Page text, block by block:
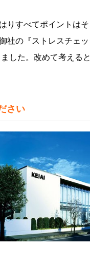
りすべてポイントは
社の『ストレスチェ
した。改めて考える
さい